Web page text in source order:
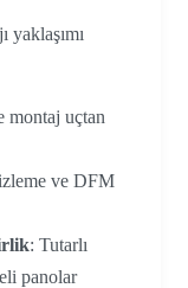
yaklaşımı
montaj uçtan
ve DFM
: Tutarlı
panolar